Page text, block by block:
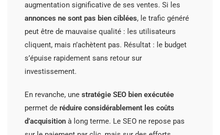
augmentation significative de ses ventes. Si les
annonces ne sont pas bien ciblées, le trafic généré
peut être de mauvaise qualité : les utilisateurs
cliquent, mais n’achètent pas. Résultat : le budget
s’épuise rapidement sans retour sur
investissement.
En revanche, une stratégie SEO bien exécutée
permet de réduire considérablement les coûts
d’acquisition à long terme. Le SEO ne repose pas